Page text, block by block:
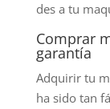
des a tu
Comprar
garantía
Adquirir tu
ha sido tan